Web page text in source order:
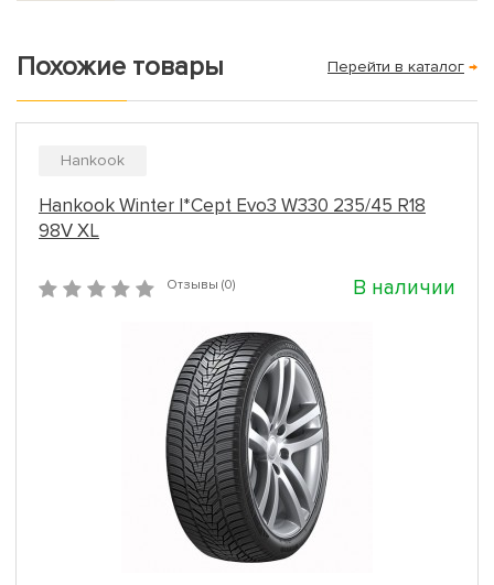
Похожие товары Перейти в каталог →
Hankook
Hankook Winter I*Cept Evo3 W330 235/45 R18
98V XL
Отзывы (0) В наличии